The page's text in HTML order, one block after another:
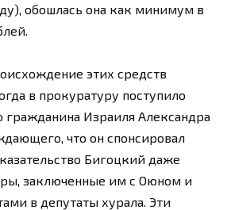
обошлась она как минимум в
этих средств
в прокуратуру поступило
гражданина Израиля Александра
что он спонсировал
Бигоцкий даже
заключенные им с Оюном и
в депутаты хурала. Эти